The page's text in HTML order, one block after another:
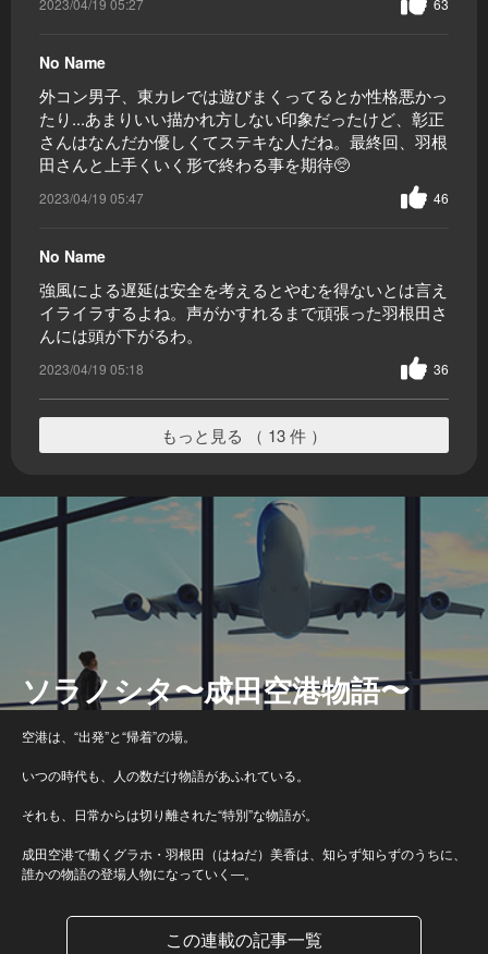
2023/04/19 05:27 63
No Name
外コン男子、東カレでは遊びまくってるとか性格悪かっ
たり...あまりいい描かれ方しない印象だったけど、彰正
さんはなんだか優しくてステキな人だね。最終回、羽根
田さんと上手くいく形で終わる事を期待🥺
2023/04/19 05:47 46
No Name
強風による遅延は安全を考えるとやむを得ないとは言え
イライラするよね。声がかすれるまで頑張った羽根田さ
んには頭が下がるわ。
2023/04/19 05:18 36
もっと見る （ 13 件 ）
ソラノシタ〜成田空港物語〜
空港は、“出発”と“帰着”の場。
いつの時代も、人の数だけ物語があふれている。
それも、日常からは切り離された“特別”な物語が。
成田空港で働くグラホ・羽根田（はねだ）美香は、知らず知らずのうちに、
誰かの物語の登場人物になっていく―。
この連載の記事一覧